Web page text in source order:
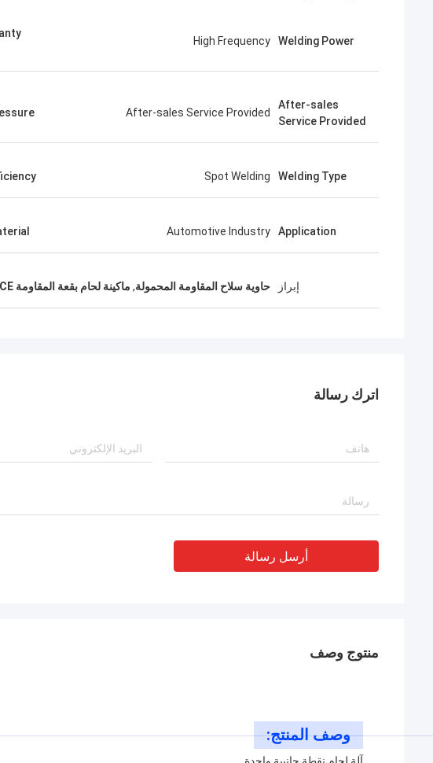
Welding Power
High Frequency
After-sales
Service Provided
After-sales Service Provided
Welding Type
Spot Welding
Application
Automotive Industry
إبراز حاوية سلاح المقاومة المحمولة, ماكينة لحام بقعة المقاومة CE
اترك رسالة
أرسل رسالة
منتوج وصف
وصف المنتج: